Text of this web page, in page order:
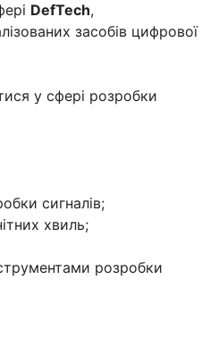
DefTech,
засобів цифрової
у сфері розробки
сигналів;
хвиль;
розробки